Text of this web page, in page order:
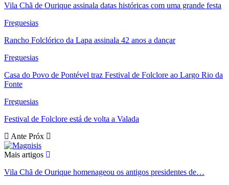
Vila Chã de Ourique assinala datas históricas com uma grande festa
Freguesias
Rancho Folclórico da Lapa assinala 42 anos a dançar
Freguesias
Casa do Povo de Pontével traz Festival de Folclore ao Largo Rio da
Fonte
Freguesias
Festival de Folclore está de volta a Valada
Ante Próx
Mais artigos
Vila Chã de Ourique homenageou os antigos presidentes de…